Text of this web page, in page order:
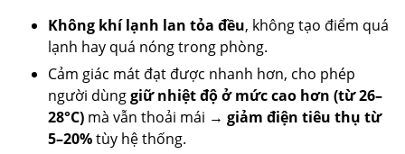
Không khí lạnh lan tỏa đều, không tạo điểm quá
lạnh hay quá nóng trong phòng.
Cảm giác mát đạt được nhanh hơn, cho phép
người dùnggiữ nhiệt độ ở mức cao hơn (từ 26–
28°C) mà vẫn thoải mái →giảm điện tiêu thụ từ
5–20%tùy hệ thống.